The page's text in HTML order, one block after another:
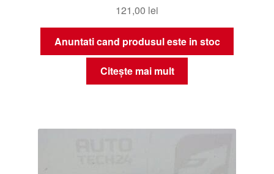
121,00 lei
Anuntati cand produsul este in stoc
Citește mai mult